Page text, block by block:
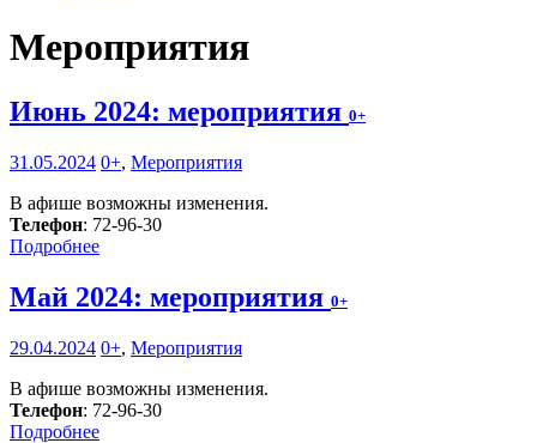
Мероприятия
Июнь 2024: мероприятия 0+
31.05.2024 0+, Мероприятия
В афише возможны изменения.
Телефон: 72-96-30
Подробнее
Май 2024: мероприятия 0+
29.04.2024 0+, Мероприятия
В афише возможны изменения.
Телефон: 72-96-30
Подробнее